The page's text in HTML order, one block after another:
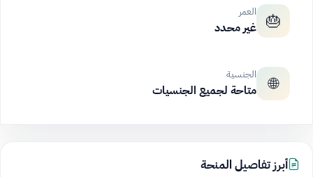
🎂 العمر
غير محدد
🌐 الجنسية
متاحة لجميع الجنسيات
أبرز تفاصيل المنحة